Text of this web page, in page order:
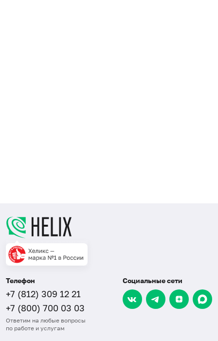
Телефон
+7 (812) 309 12 21
+7 (800) 700 03 03
Ответим на любые вопросы
по работе и услугам
Социальные сети